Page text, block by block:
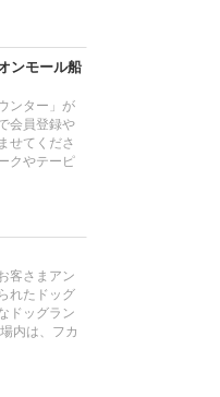
ンモール船
ンター」が
会員登録や
せてくださ
クやテーピ
客さまアン
れたドッグ
ドッグラン
内は、フカ